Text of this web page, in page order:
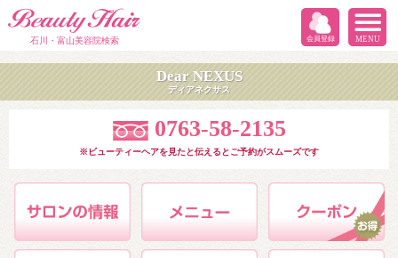
石川・富山美容院検索 MENU
会員登録
Dear NEXUS
ディアネクサス
0763-58-2135
※ビューティーヘアを見たと伝えるとご予約がスムーズです